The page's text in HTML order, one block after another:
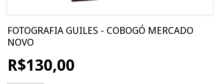
FOTOGRAFIA GUILES - COBOGÓ MERCADO
NOVO
R$130,00